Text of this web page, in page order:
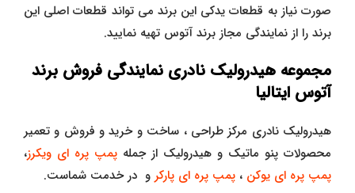
صورت نیاز به قطعات یدکی این برند می تواند قطعات اصلی این
برند را از نمایندگی مجاز برند آتوس تهیه نمایید.
مجموعه هیدرولیک نادری نمایندگی فروش برند
آتوس ایتالیا
هیدرولیک نادری مرکز طراحی ، ساخت و خرید و فروش و تعمیر
محصولات پنو ماتیک و هیدرولیک از جمله پمپ پره ای ویکرز،
پمپ پره ای یوکن ، پمپ پره ای پارکر و در خدمت شماست.